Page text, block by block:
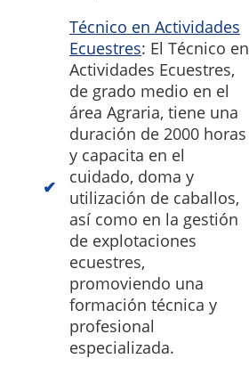
Técnico en Actividades
Ecuestres: El Técnico en
Actividades Ecuestres,
de grado medio en el
área Agraria, tiene una
duración de 2000 horas
y capacita en el
cuidado, doma y
utilización de caballos,
así como en la gestión
de explotaciones
ecuestres,
promoviendo una
formación técnica y
profesional
especializada.